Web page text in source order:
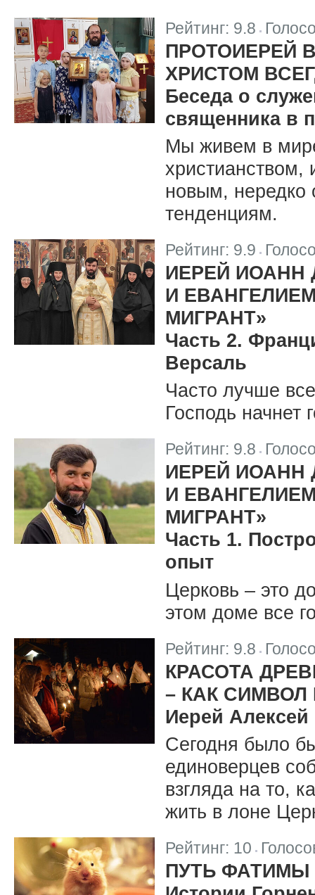
Рейтинг: 9.8
ПРОТОИЕРЕЙ
ХРИСТОМ
Беседа о
священника в
Мы живем в
христианством,
новым, нередко
тенденциям.
Рейтинг: 9.9
ИЕРЕЙ ИОАНН
И
МИГРАНТ»
Часть 2.
Версаль
Часто лучше
Господь начнет
Рейтинг: 9.8
ИЕРЕЙ ИОАНН
И
МИГРАНТ»
Часть 1.
опыт
Церковь – это
этом доме все
Рейтинг: 9.8 |
КРАСОТА
– КАК
Иерей
Сегодня было
единоверцев
взгляда на то,
жить в лоне
Рейтинг: 10 |
ПУТЬ ФАТИМЫ